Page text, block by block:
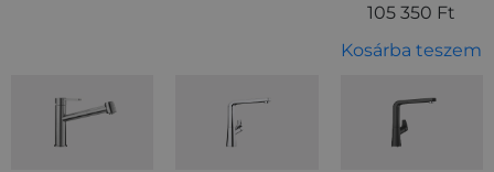
105 350 Ft
Kosárba teszem